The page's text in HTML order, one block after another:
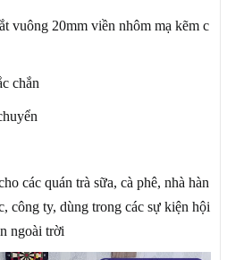
vuông 20mm viền nhôm mạ kẽm c
chắn
các quán trà sữa, cà phê, nhà hàn
công ty, dùng trong các sự kiện hội
ngoài trời